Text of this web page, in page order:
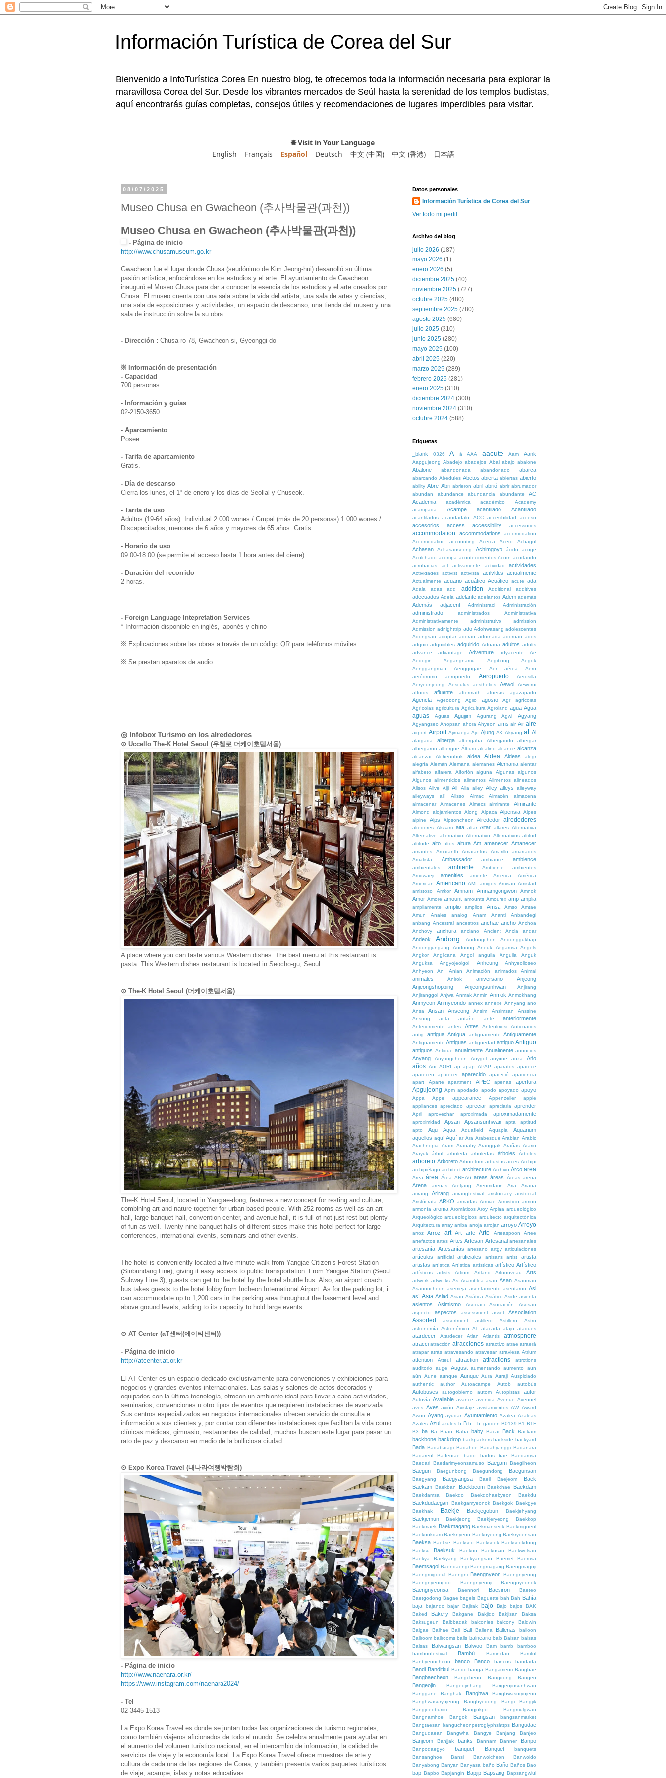
Información Turística de Corea del Sur
Bienvenido a InfoTurística Corea En nuestro blog, te ofrecemos toda la información necesaria para explorar la
maravillosa Corea del Sur. Desde los vibrantes mercados de Seúl hasta la serenidad de los templos budistas,
aquí encontrarás guías completas, consejos útiles y recomendaciones de lugares imperdibles para visitar.
🌐 Visit in Your Language
English
Français Español Deutsch 中文 (中国) 中文 (香港) 日本語
08/07/2025
Museo Chusa en Gwacheon (추사박물관(과천))
Museo Chusa en Gwacheon (추사박물관(과천))
- Página de inicio
http://www.chusamuseum.go.kr
Gwacheon fue el lugar donde Chusa (seudónimo de Kim Jeong-hui) desarrolló su última
pasión artística, enfocándose en los estudios y el arte. El ayuntamiento de Gwacheon
inauguró el Museo Chusa para dar a conocer la esencia de los estudios y el arte creados por
Chusa. El museo cuenta con una sala sobre la vida del artista, una sala de artes y ciencias,
una sala de exposiciones y actividades, un espacio de descanso, una tienda del museo y una
sala de instrucción sobre la su obra.
- Dirección : Chusa-ro 78, Gwacheon-si, Gyeonggi-do
※ Información de presentación
- Capacidad
700 personas
- Información y guías
02-2150-3650
- Aparcamiento
Posee.
- Tarifa de aparcamiento
Gratis.
- Día de descanso
Cierra los lunes, el 1º de enero y los días de Seollal y Chuseok.
- Tarifa de uso
Adultos (19-64 años): Individual 2.000 wones / Grupal (más de 20 personas) 1.000 wones /
Discapacitados, menores de 6 años y mayores de 65 años: Gratis.
- Horario de uso
09:00-18:00 (se permite el acceso hasta 1 hora antes del cierre)
- Duración del recorrido
2 horas.
- Foreign Language Intepretation Services
* Información disponible en inglés, japonés y chino
※ Explicaciones sobre las obras a través de un código QR para teléfonos móviles
※ Se prestan aparatos de audio
◎ Infobox Turismo en los alrededores
⊙ Uccello The-K Hotel Seoul (우첼로 더케이호텔서울)
A place where you can taste various Western dishes. The best menu at this restaurant is
pasta. This Western dishes restaurant is located in Seocho-gu, Seoul.
⊙ The-K Hotel Seoul (더케이호텔서울)
The-K Hotel Seoul, located in Yangjae-dong, features a new concept for resting and culture,
combining art and nature together for urban-based people. With 252 rooms as well as an art
hall, large banquet hall, convention center, and avenue hall, it is full of not just rest but plenty
of fun as well. Twenty-nine banquet halls of different sizes make this hotel perfect for large
conferences, international events, seminars and other events.
The hotel is conveniently located a five-minute walk from Yangjae Citizen’s Forest Station
(Sinbundang Line), giving it easy access to public transportation. From Yangjae Station (Seoul
Subway Line 3), guests can get to the hotel by the hotel shuttle bus. Also, an airport coach
bus takes guests to the hotel lobby from Incheon International Airport. As for the parking lot, it
can accommodate up to 1,200 cars in the parking area throughout the basement level and
above ground levels, adding to its capacity to hold large events.
⊙ AT Center (aT센터(에이티센터))
- Página de inicio
http://atcenter.at.or.kr
El AT Center es un espacio dedicado exclusivamente para convenciones y exhibiciones para
negocios y grandes eventos internacionales. Las salas y salones de actos decorados y
equipados con la última tecnología, ofrecen un ambiente ideal para llevar a cabo actividades,
seminarios, convenciones u otro tipos de eventos que requieren instalaciones de avanzada.
Sus centros especializados en negocios internacionales ofrecen servicio de consulta e
información a sus clientes y, por contar con diferentes instalaciones que facilitan la vida como
clínicas médicas, gimnasio, restaurantes de calidad, muchos buscan este lugar para pasar un
rato de paz y descanso en medio de la bulliciosa ciudad.
⊙ Expo Korea Travel (내나라여행박람회)
- Página de inicio
http://www.naenara.or.kr/
https://www.instagram.com/naenara2024/
- Tel
02-3445-1513
La Expo Korea Travel es donde se juntan todas las organizaciones de turismo regionales,
como también viajeros aficionados de todo el mundo. Se celebra anualmente para ayudar en
el aumento del volumen turístico nacional, en el intercambio de información, la calidad de
servicios de viaje y la economía local. La Expo Korea Travel ofrece muestras de arte y
cultura de cada una de las regiones de Corea, y también presenta varios paquetes turísticos
de viaje, acampe, islas y notas educativas.
Datos personales
Información Turística de Corea del Sur
Ver todo mi perfil
Archivo del blog
julio 2026 (187)
mayo 2026 (1)
enero 2026 (5)
diciembre 2025 (40)
noviembre 2025 (727)
octubre 2025 (480)
septiembre 2025 (780)
agosto 2025 (680)
julio 2025 (310)
junio 2025 (280)
mayo 2025 (100)
abril 2025 (220)
marzo 2025 (289)
febrero 2025 (281)
enero 2025 (310)
diciembre 2024 (300)
noviembre 2024 (310)
octubre 2024 (588)
Etiquetas
_blank 0326 A à AAA aacute Aam Aank
Aapgujeong Abadejo abadejos Abai abajo abalone
Abalone abandonada abandonado abarca
abarcando Abedules Abetos abierta abiertas abierto
ability Abre Abri abrieron abril abrió abrir abrumador
abundan
abundance abundancia abundante
AC
Academia
académica académico
Academy
acampada
Acampe acantilado Acantilado
acantilados acaudadalo ACC accesibilidad acceso
accesorios access accessibility accessories
accommodation accommodations
accomodation
Accomodation
accounting Acerca Acero Achagol
Achasan Achasanseong Achimgoyo ácido
acoge
Acolchado acompa acontecimientos Acorn acortando
acrobacias
act activamente actividad actividades
Actividades activist activista activities actualmente
Actualmente acuario acuático Acuático acute ada
Adala adas add addition Additional additives
adecuados Adela adelante adelantos Adem además
Además adjacent Administraci Administración
administrado administrados
Administrativa
Administrativamente
administrativo
admission
Admission adnighttrip ado Adohwasang adolescentes
Adongsan adoptar adoran adornada adornan ados
adquiri adquiribles adquirido Aduana adultos adults
advance
advantage Adventure adyacente
Ae
Aedogin
Aegangnamu Aegibong
Aegok
Aenggangman
Aenggogae Aer aérea
Aero
aeródromo
aeropuerto Aeropuerto
Aerosilla
Aeryeonjeong
Aesculus aesthetics Aewol
Aeworui
affords
afluente aftermath afueras agazapado
Agencia Ageobong Aglio agosto Agr
agrícolas
Agrícolas agricultura Agricultura Agroland agua Agua
aguas Aguas Agujjim Agurang Agwi Agyang
Agyangseo Ahopsan ahora Ahyeon aims air Air aire
airport Airport Ajimaega Ajo Ajung AK Akyang al Al
alargada alberga albergaba Albergando
albergar
albergaron albergue Álbum alcalino alcance alcanza
alcanzar Alcheonbuk aldea Aldea Aldeas
alegr
alegría Alemán Alemana alemanes Alemania alentar
alfabeto
alfarera Alforfón alguna Algunas
algunos
Algunos alimenticios alimentos Alimentos alineados
Alisos Alive Alji All Alla alley Alley alleys
alleyway
alleyways
allí Allsso Almac Almacén
almacena
almacenar
Almacenes Almecs almirante Almirante
Almond alojamientos Along Alpaca Alpensia Alpes
alpine
Alps Alpsoncheon Alrededor alrededores
alredores Alssam alta altar Altar altares Alternativa
Alternative
alternativo Alternativo Alternativos altitud
altitude
alto altos altura Am amanecer Amanecer
amantes Amaranth Amarantos Amarillo
amarrados
Amatista
Ambassador ambiance ambience
ambientales ambiente Ambiente
ambientes
Amdwaeji
amenities amente America
América
American Americano AMI amigos Amisan Amistad
amistoso
Amkor Amnam Amnamgongwon Amnok
Amor Amore amount amounts Amourex amp amplia
ampliamente amplio amplios Amsa Amso
Amtae
Amun
Anales analog Anam Ananti
Anbandegi
anbang Ancestral ancestros anchae ancho Anchoa
Anchovy
anchura anciano Ancient Ancla andar
Andeok Andong Andongchon
Andonggukbap
Andongjungang
Andonog Aneuk Angamsa
Angels
Angkor
Anglicana Angol anguila Anguila
Anguk
Anguksa
Angyojeolgol Anheung
Anhyeolloseo
Anhyeon
Ani Anian Animación animados Animal
animales Anirok aniversario
Anjeong
Anjeongshopping
Anjeongsunhwan
Anjirang
Anjiranggol Anjwa Anmak Anmin Anmok Anmokhang
Anmyeon Anmyeondo annex annexe Annyang ano
Ansa
Ansan Anseong Ansim Ansimsan
Anssine
Ansung
anta antaño ante anteriormente
Anteriormente antes Antes Anteulmosi
Anticuarios
antig
antigua Antigua antiguamente Antiguamente
Antigüamente Antiguas antigüedad antiguo Antiguo
antiguos Antique anualmente Anualmente anuncios
Anyang Anyangcheon Anygol anyone anza Año
años Aoi AORI ap apap APAP aparatos aparece
aparecen
aparecer aparecido apareció
apariencia
apart
Aparte apartment APEC apenas apertura
Apgujeong Apm apodado apodo apoyado apoyo
Appa Appe appearance Appenzeller
apple
appliances apreciado apreciar apreciarla aprender
April aprovechar aproximada aproximadamente
aproximidad Apsan Apsansunhwan apta
aptitud
apto
Aqu Aqua Aquafield Aquapia
Aquarium
aquellos aquí Aquí ar Ara Arabesque Arabian Arabic
Arachnopia
Aram Aranaby Aranggak Arañas Arario
Arayuk
árbol arboleda arboledas árboles Árboles
arboreto Arboreto Arboretum arbustos arces Archipi
archipiélago architect architecture Archivo Arco area
Area área Área AREA6 areas áreas Áreas arena
Arena arenas Aretjang Areumdaun Aria
Ariana
arirang
Arirang arirangfestival aristocracy
aristocrat
Aristócrata ARKO armadas Armiae Armisticio armon
armonía aroma Aromáticos Aroy Arpina arqueológico
Arqueológico arqueológicos arquitecto arquitectónica
Arquitectura array arriba arroja arrojan arroyo Arroyo
arroz Arroz art Art arte Arte Arteaspoon
Artee
artefactos artes Artes Artesan Artesanal artesanales
artesanía Artesanías artesano artgy articulaciones
artículos artificial artificiales artisans artist
artista
artistas artística Artística artísticas artístico Artístico
artísticos artists Artium Artland Artnouveau Arts
artwork artworks As Asamblea asan Asan Asanman
Asanoncheon asemeja asentamiento asentaron Asi
así Asia Asiad Asian Asiática Asiático Aside asienta
asientos Asimismo Asociaci Asociación
Asosan
aspecto
aspectos assessment asset Association
Assorted assortment astillero Astillero
Astro
astronomía
Astronómico AT atacada atajo ataques
atardecer Atardecer Atlan Atlantis atmosphere
atracci atracción atracciones atractivo atrae atraerá
atrapar atrás atravesando atravesar atraviesa Atrium
attention Atteul attraction attractions
attrctions
auditorio
auge August aumentando aumento
aun
aún
Aune aunque Aunque Aura Auraji Auspiciado
authentic
author Autoacampe Autob autobús
Autobuses autogobierno autom Autopistas autor
Autovía Available avance avenida Avenue Avenuel
aves Aves avión Avistaje avistamientos AW Award
Awon Ayang ayudar Ayuntamiento Azalea Azaleas
Azales Azul azules b B b__b_garden B0139 B1 B1F
B3
ba Ba Baan Baba baby Bacar Back Backam
backbone backdrop backpackers backside backyard
Bada Badabaragi Badahoe Badahyanggi Badanara
Badareul
Badeurae bado bados bae
Baedamsa
Baedari Baedarimyeonsamuso Baegam Baegilheon
Baegun Baegunbong Baegundong Baegunsan
Baegyang Baegyangsa Baeil Baejeom
Baek
Baekam Baekban Baekbeom Baekchae Baekdam
Baekdamsa Baekdo Baekdohaebyeon Baekdu
Baekdudaegan Baekgamyeonok Baekgok Baekgye
Baekhak
Baekje Baekjegobun Baekjehyang
Baekjemun Baekjeong Baekjeryeong
Baekkop
Baekmaek Baekmagang Baekmanseok Baekmigoeul
Baeknokdam Baeknyeon Baeknyeong Baekryoensan
Baeksa Baekse Baekseo Baekseok Baekseokdong
Baeksu
Baeksuk Baekun Baekusan
Baekwolsan
Baekya
Baekyang Baekyangsan Baemet Baemsa
Baemsagol Baendaengi Baengmagang Baengmagoji
Baengmigoeul Baengni Baengnyeon Baengnyeong
Baengnyeongdo
Baengnyeonji Baengnyeonok
Baengnyeonsa Baennori Baesiron
Baeteo
Baetgodong Bagae bagels Baguette bah Bah Bahía
baja
bajando bajar Bajirak bajo Bajo bajos
BAK
Baked
Bakery Bakgane Bakjido Bakjisan
Baksa
Baksugeun
Balbbadak balconies balcony
Baldwin
Balgae
Balhae Bali Ball Ballena Ballenas
balloon
Ballroom ballrooms balls balneario balo Balsan balsas
Balsas
Balwangsan Balwoo Bam bamb
bamboo
bamboofestival
Bambú Bamnidan
Bamtol
Banbyeoncheon
banco Banco bancos bandada
Bandi Banditbul Bando banga Bangameori Bangbae
Bangbaecheon Bangcheon Bangdong Bangeo
Bangeojin Bangeojinhang
Bangeojinsunhwan
Banggane
Banghak Banghwa
Banghwasuryujeon
Banghwasuryujeong
Banghyedong Bangi
Bangjik
Bangjoeoburim
Bangjukpo
Bangmulgwan
Bangnamhoe
Bangok Bangsan
bangsanmarket
Bangtaesan bangucheonpetroglyphshttps Bangudae
Bangudaean Bangwha Bangye Banjang Banjeo
Banjeom Banjjak banks Bannam Banner Banpo
Banpodaegyo banquet Banquet
banquets
Bansanghoe
Bansi Banwolcheon
Banwoldo
Banyabong Banyan Banyasa baño Baño Baños Bao
bap Bapbo Bapjangin Bapjip Bapsang Bapsangwiui